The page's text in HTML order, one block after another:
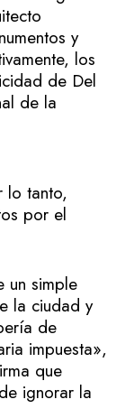
y
los
de Del
de la
lo tanto,
por el
un simple
la ciudad y
de
impuesta»,
que
ignorar la